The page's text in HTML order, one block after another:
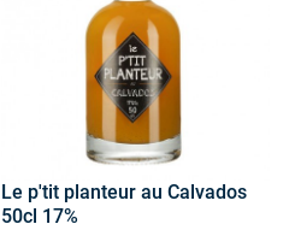
Le p'tit planteur au Calvados
50cl 17%